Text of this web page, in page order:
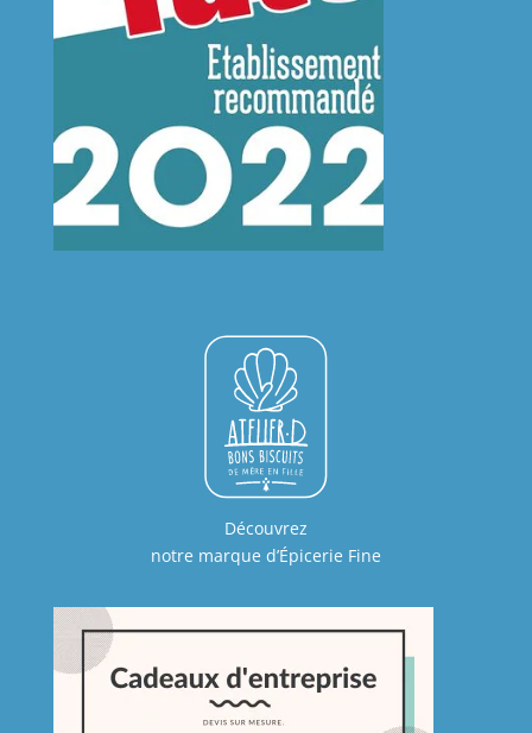
Découvrez
notre marque d’Épicerie Fine